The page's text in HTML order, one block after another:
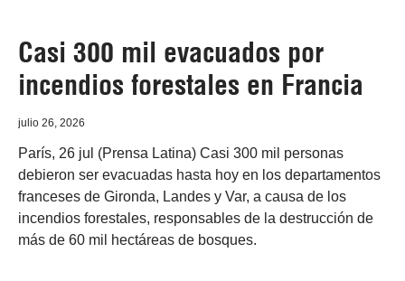
Casi 300 mil evacuados por
incendios forestales en Francia
julio 26, 2026
París, 26 jul (Prensa Latina) Casi 300 mil personas
debieron ser evacuadas hasta hoy en los departamentos
franceses de Gironda, Landes y Var, a causa de los
incendios forestales, responsables de la destrucción de
más de 60 mil hectáreas de bosques.